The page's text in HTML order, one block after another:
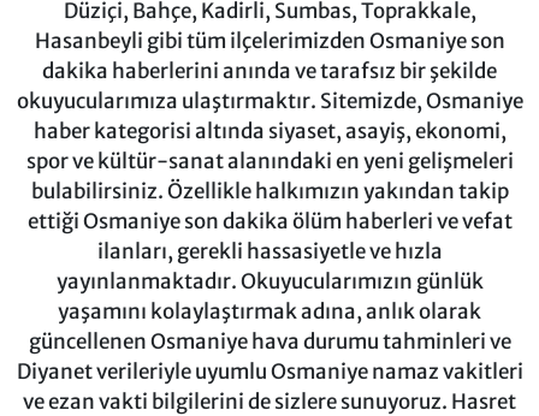
Düziçi, Bahçe, Kadirli, Sumbas, Toprakkale,
Hasanbeyli gibi tüm ilçelerimizden Osmaniye son
dakika haberlerini anında ve tarafsız bir şekilde
okuyucularımıza ulaştırmaktır. Sitemizde, Osmaniye
haber kategorisi altında siyaset, asayiş, ekonomi,
spor ve kültür-sanat alanındaki en yeni gelişmeleri
bulabilirsiniz. Özellikle halkımızın yakından takip
ettiği Osmaniye son dakika ölüm haberleri ve vefat
ilanları, gerekli hassasiyetle ve hızla
yayınlanmaktadır. Okuyucularımızın günlük
yaşamını kolaylaştırmak adına, anlık olarak
güncellenen Osmaniye hava durumu tahminleri ve
Diyanet verileriyle uyumlu Osmaniye namaz vakitleri
ve ezan vakti bilgilerini de sizlere sunuyoruz. Hasret